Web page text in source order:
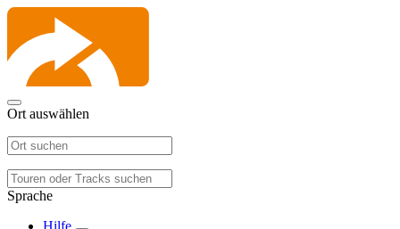
Ort auswählen
Sprache
Hilfe